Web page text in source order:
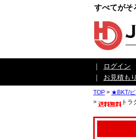
すべてがそ
｜ ログイン
｜
お見積も
TOP > ★BKT/ビ
>
ト